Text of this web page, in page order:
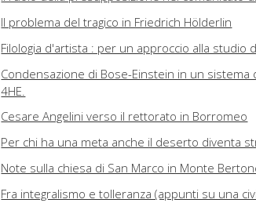
Il problema del tragico in Friedrich Hölderlin
Filologia d'artista : per un approccio alla studio
Condensazione di Bose-Einstein in un
4HE.
Cesare Angelini verso il rettorato in Borromeo
Per chi ha una meta anche il deserto diventa
Note sulla chiesa di San Marco in Monte
Fra integralismo e tolleranza (appunti su una